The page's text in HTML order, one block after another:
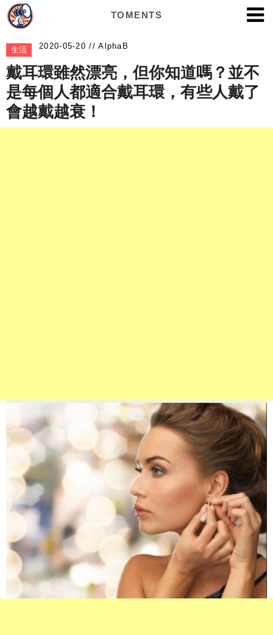
TOMENTS
生活 AlphaB
戴耳環雖然漂亮，但你知道嗎？並不
是每個人都適合戴耳環，有些人戴了
會越戴越衰！